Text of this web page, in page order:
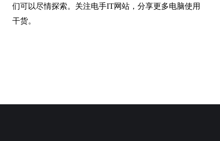
们可以尽情探索。关注电手IT网站，分享更多电脑使用
干货。